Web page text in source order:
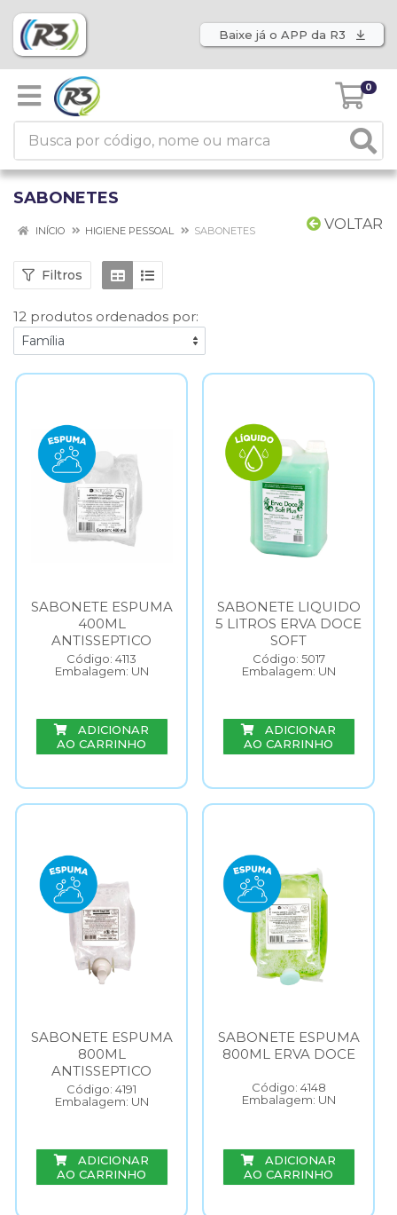
Baixe já o APP da R3
0
SABONETES
VOLTAR
INÍCIO HIGIENE PESSOAL SABONETES
Filtros
12 produtos ordenados por:
SABONETE ESPUMA
400ML
ANTISSEPTICO
Código: 4113
Embalagem: UN
ADICIONAR
AO CARRINHO
SABONETE LIQUIDO
5 LITROS ERVA DOCE
SOFT
Código: 5017
Embalagem: UN
ADICIONAR
AO CARRINHO
SABONETE ESPUMA
800ML
ANTISSEPTICO
Código: 4191
Embalagem: UN
ADICIONAR
AO CARRINHO
SABONETE ESPUMA
800ML ERVA DOCE
Código: 4148
Embalagem: UN
ADICIONAR
AO CARRINHO